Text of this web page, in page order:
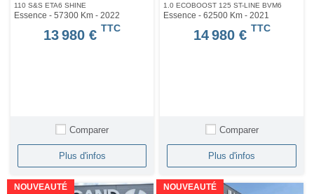
110 S&S ETA6 SHINE
Essence - 57300 Km - 2022
13 980 € TTC
Comparer
Plus d'infos
1.0 ECOBOOST 125 ST-LINE BVM6
Essence - 62500 Km- 2021
14 980 € TTC
Comparer
Plus d'infos
NOUVEAUTÉ NOUVEAUTÉ